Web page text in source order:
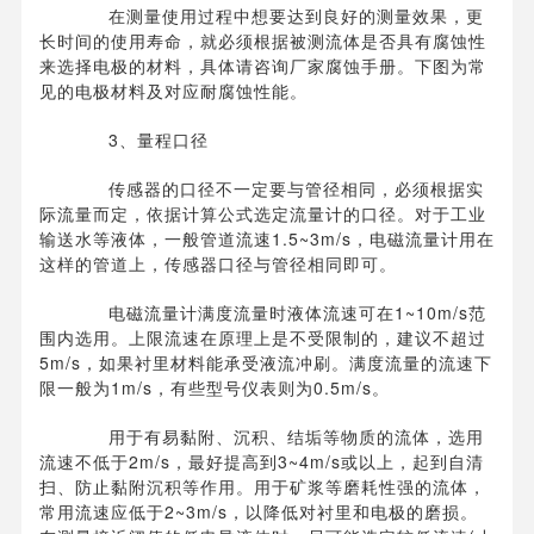
在测量使用过程中想要达到良好的测量效果，更
长时间的使用寿命，就必须根据被测流体是否具有腐蚀性
来选择电极的材料，具体请咨询厂家腐蚀手册。下图为常
见的电极材料及对应耐腐蚀性能。
3、量程口径
传感器的口径不一定要与管径相同，必须根据实
际流量而定，依据计算公式选定流量计的口径。对于工业
输送水等液体，一般管道流速1.5~3m/s，电磁流量计用在
这样的管道上，传感器口径与管径相同即可。
电磁流量计满度流量时液体流速可在1~10m/s范
围内选用。上限流速在原理上是不受限制的，建议不超过
5m/s，如果衬里材料能承受液流冲刷。满度流量的流速下
限一般为1m/s，有些型号仪表则为0.5m/s。
用于有易黏附、沉积、结垢等物质的流体，选用
流速不低于2m/s，最好提高到3~4m/s或以上，起到自清
扫、防止黏附沉积等作用。用于矿浆等磨耗性强的流体，
常用流速应低于2~3m/s，以降低对衬里和电极的磨损。